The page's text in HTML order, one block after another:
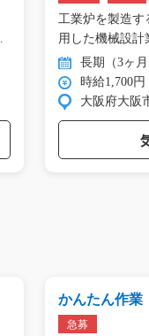
工業炉を製造す
用した機械設計
…
長期（3ヶ月
時給1,700円
大阪府大阪
かんたん作業
03_00847
急募